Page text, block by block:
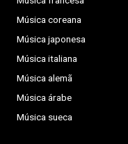
Música coreana
Música japonesa
Música italiana
Música alemã
Música árabe
Música sueca